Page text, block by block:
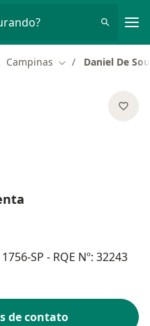
Campinas Mudar de cidade
Daniel De
SP - RQE Nº: 32243
de contato